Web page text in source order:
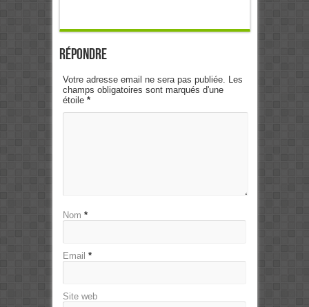
Répondre
Votre adresse email ne sera pas publiée. Les
champs obligatoires sont marqués d'une
étoile *
Nom *
Email *
Site web